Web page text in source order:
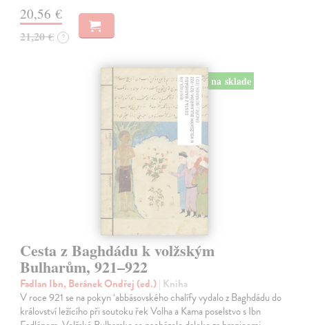
20,56 €
21,20 € ?
na sklade
Cesta z Baghdádu k volžským
Bulharům, 921–922
Fadlan Ibn, Beránek Ondřej (ed.)| Kniha
V roce 921 se na pokyn ‘abbásovského chalífy vydalo z Baghdádu do
království ležícího při soutoku řek Volha a Kama poselstvo s Ibn